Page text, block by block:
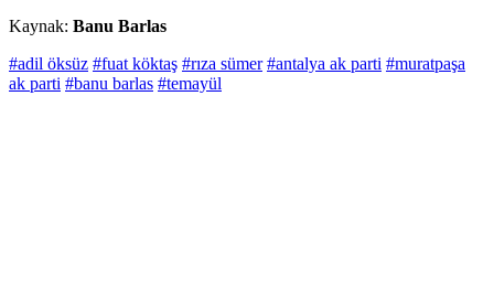
Kaynak: Banu Barlas
#adil öksüz #fuat köktaş #rıza sümer #antalya ak parti #muratpaşa
ak parti #banu barlas #temayül